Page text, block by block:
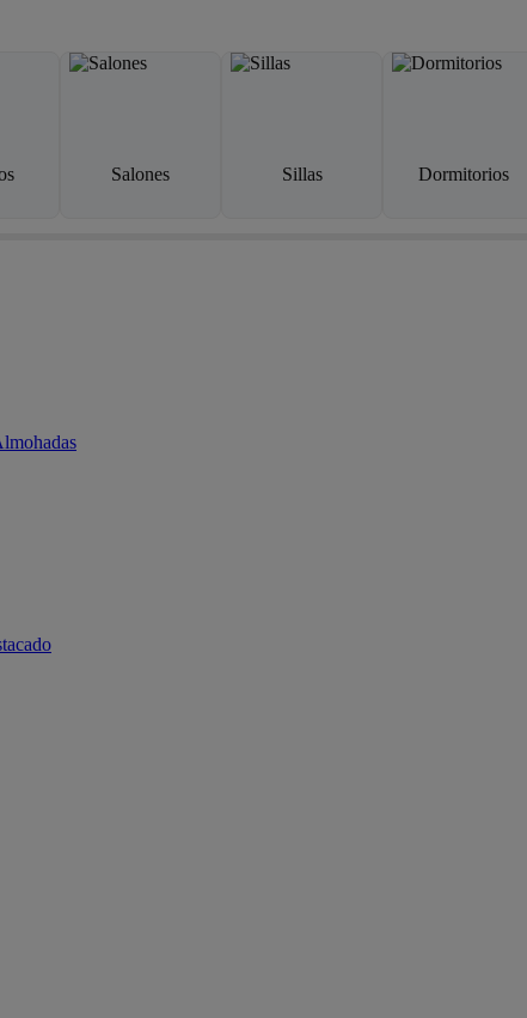
Salones Sillas Dormitorios